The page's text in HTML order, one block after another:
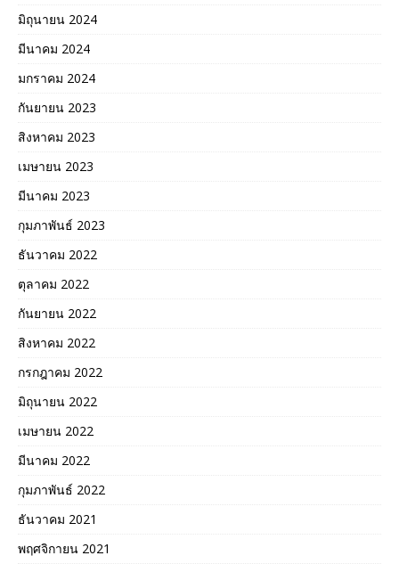
มิถุนายน 2024
มีนาคม 2024
มกราคม 2024
กันยายน 2023
สิงหาคม 2023
เมษายน 2023
มีนาคม 2023
กุมภาพันธ์ 2023
ธันวาคม 2022
ตุลาคม 2022
กันยายน 2022
สิงหาคม 2022
กรกฎาคม 2022
มิถุนายน 2022
เมษายน 2022
มีนาคม 2022
กุมภาพันธ์ 2022
ธันวาคม 2021
พฤศจิกายน 2021